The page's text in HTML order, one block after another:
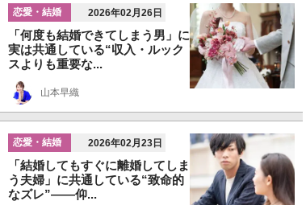
恋愛・結婚 2026年02月26日
「何度も結婚できてしまう男」に
実は共通している“収入・ルック
スよりも重要な...
山本早織
恋愛・結婚 2026年02月23日
「結婚してもすぐに離婚してしま
う夫婦」に共通している“致命的
なズレ”――仰...